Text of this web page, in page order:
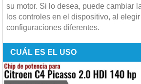
su motor. Si lo desea, puede cambiar
los controles en el dispositivo, al
configuraciones diferentes.
CUÁL ES EL USO